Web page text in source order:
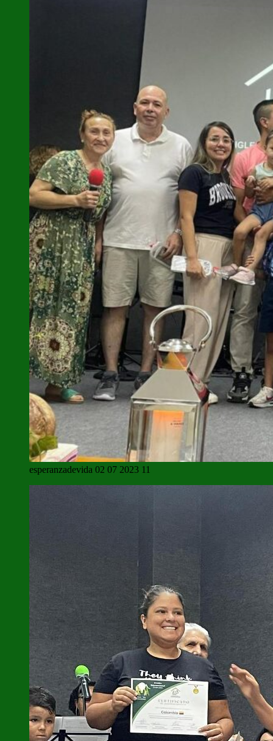
esperanzadevida 02 07 2023 11